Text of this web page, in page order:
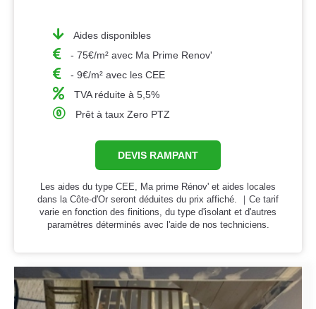
Aides disponibles
- 75€/m² avec Ma Prime Renov'
- 9€/m² avec les CEE
TVA réduite à 5,5%
Prêt à taux Zero PTZ
DEVIS RAMPANT
Les aides du type CEE, Ma prime Rénov' et aides locales
dans la Côte-d'Or seront déduites du prix affiché. ｜Ce tarif
varie en fonction des finitions, du type d'isolant et d'autres
paramètres déterminés avec l'aide de nos techniciens.